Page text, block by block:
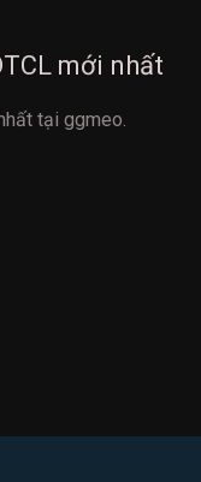
mới nhất
tại ggmeo.